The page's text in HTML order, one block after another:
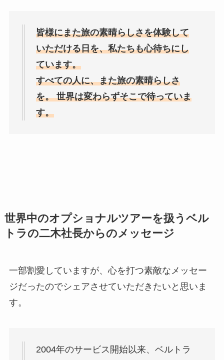
皆様にまた旅の素晴らしさを体験して
いただける日を、私たちも心待ちにし
ています。
すべての人に、また旅の素晴らしさ
を。 世界は変わらずそこで待っていま
す。
世界中のオプショナルツアーを扱うベル
トラの二木社長からのメッセージ
一部割愛していますが、心を打つ素敵なメッセー
ジだったのでシェアさせていただきたいと思いま
す。
2004年のサービス開始以来、 ベルトラ